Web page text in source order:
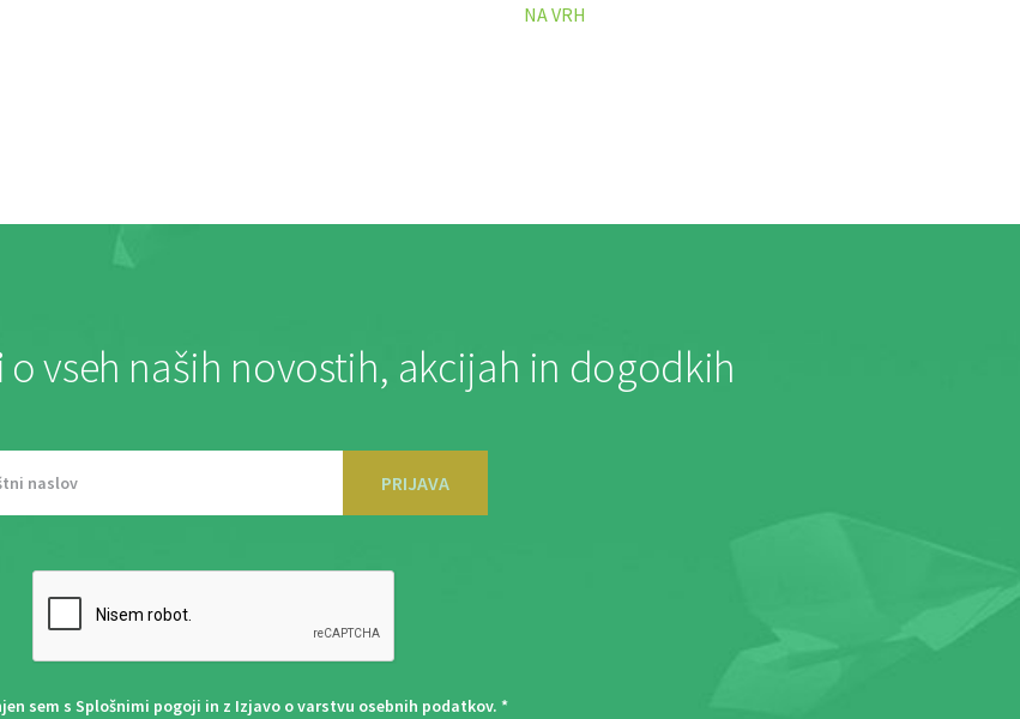
NA VRH
o vseh naših novostih, akcijah in dogodkih
PRIJAVA
sem s Splošnimi pogoji in z Izjavo o varstvu osebnih podatkov. *